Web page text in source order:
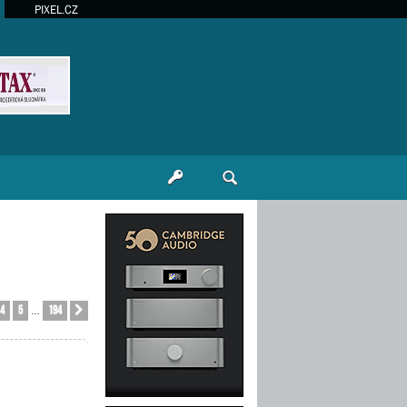
PIXEL.CZ
4 5 194